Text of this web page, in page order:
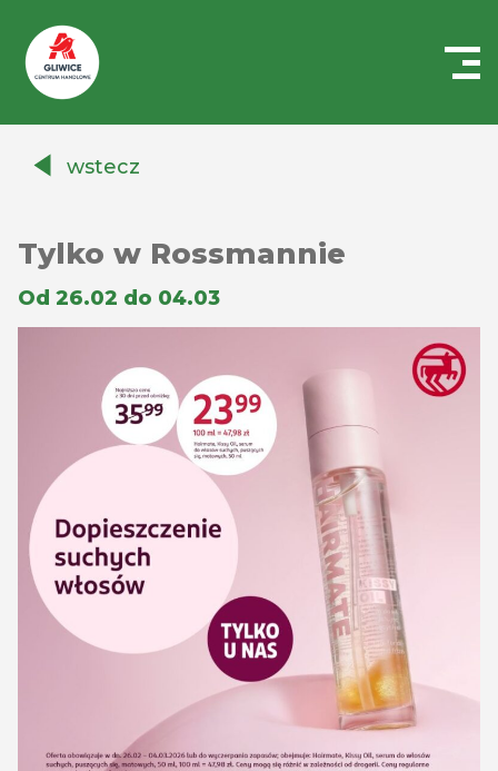
Auchanwstecz
Tylko w Rossmannie
Od 26.02 do 04.03